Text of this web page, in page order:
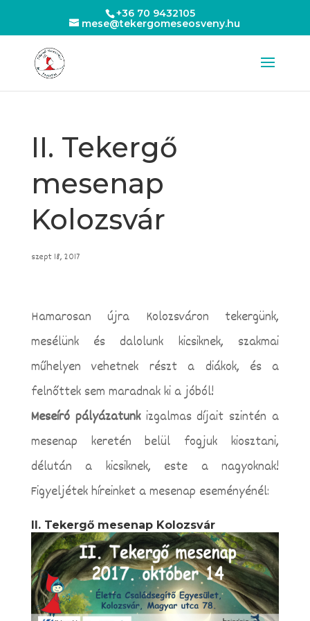
+36 70 9432105
mese@tekergomeseosveny.hu
II. Tekergő
mesenap
Kolozsvár
szept 18, 2017
Hamarosan újra Kolozsváron tekergünk,
mesélünk és dalolunk kicsiknek, szakmai
műhelyen vehetnek részt a diákok, és a
felnőttek sem maradnak ki a jóból!
Meseíró pályázatunkizgalmas díjait szintén a
mesenap keretén belül fogjuk kiosztani,
délután a kicsiknek, este a nagyoknak!
Figyeljétek híreinket a mesenap eseményénél:
II. Tekergő mesenap Kolozsvár